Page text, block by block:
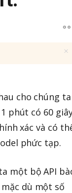
cho chúng ta
phút có 60
xác và có
phức tạp.
một bộ API
dù một số